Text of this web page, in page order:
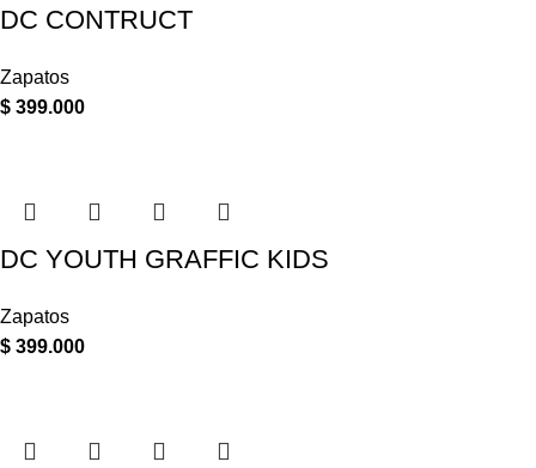
DC CONTRUCT
Zapatos
$ 399.000
DC YOUTH GRAFFIC KIDS
Zapatos
$ 399.000